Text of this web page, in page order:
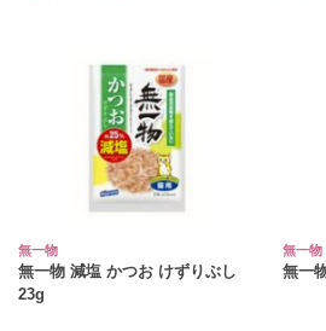
無一物
無一物 減塩 かつお けずりぶし
23g
無一物
無一